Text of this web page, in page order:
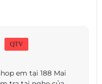
QTV
em tại 188 Mai